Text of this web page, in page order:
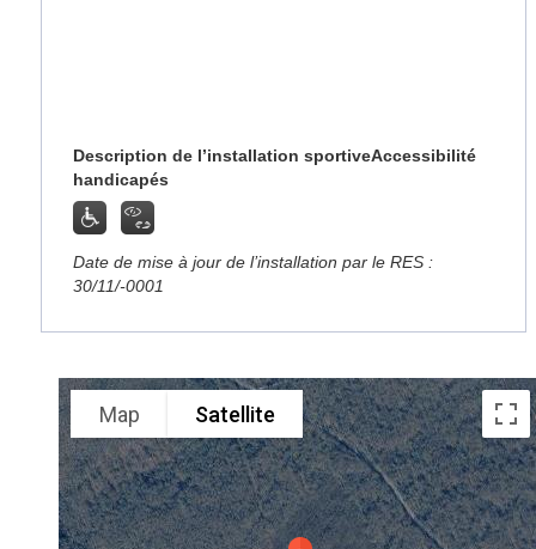
Description de l’installation sportiveAccessibilité
handicapés
Date de mise à jour de l’installation par le RES :
30/11/-0001
Map Satellite